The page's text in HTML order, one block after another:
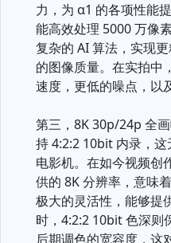
力，为 α1 的各项性能
能高效处理 5000 万像
复杂的 AI 算法，实现
的图像质量。在实拍中
速度，更低的噪点，以
第三，8K 30p/24p 全
持 4:2:2 10bit 内录，
电影机。在如今视频创
供的 8K 分辨率，意味
极大的灵活性，能够提
时，4:2:2 10bit 色深则
后期调色的宽容度，这